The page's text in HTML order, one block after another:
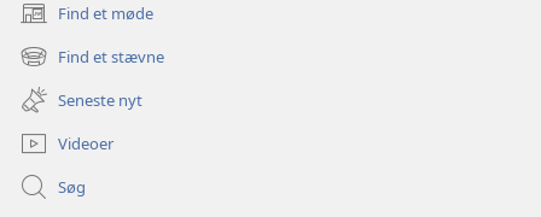
Find et møde
(åbner
nyt
vindue)
Find et stævne
(åbner
nyt
vindue)
Seneste nyt
Videoer
Søg